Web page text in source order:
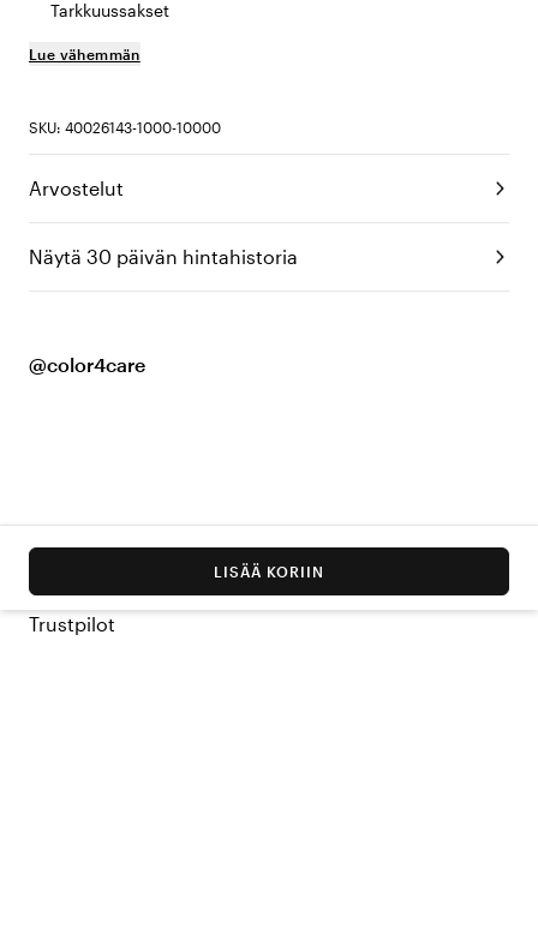
Tarkkuussakset
Lue vähemmän
SKU: 40026143-1000-10000
Arvostelut
Näytä 30 päivän hintahistoria
@color4care
LISÄÄ KORIIN
Trustpilot